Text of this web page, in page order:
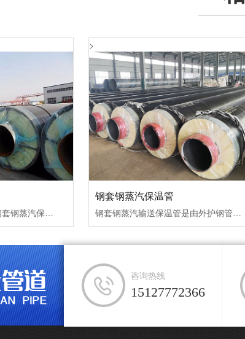
钢套钢保温钢管介绍：钢套钢蒸汽保温管是由外护钢管加钢管防腐、保温层及内工作钢管组···
>
钢套钢蒸汽保温管
钢套钢蒸汽输送保温管是由外护钢管加钢管防腐、聚氨酯泡沫保温层及内工作钢管组合而成···
咨询热线
15127772366